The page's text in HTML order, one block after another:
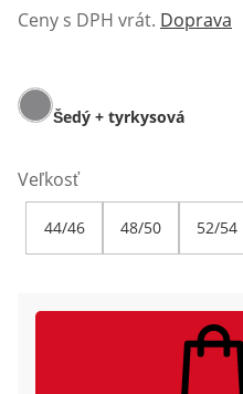
Ceny s DPH vrát. Doprava
Šedý + tyrkysová
Veľkosť
44/46 48/50 52/54